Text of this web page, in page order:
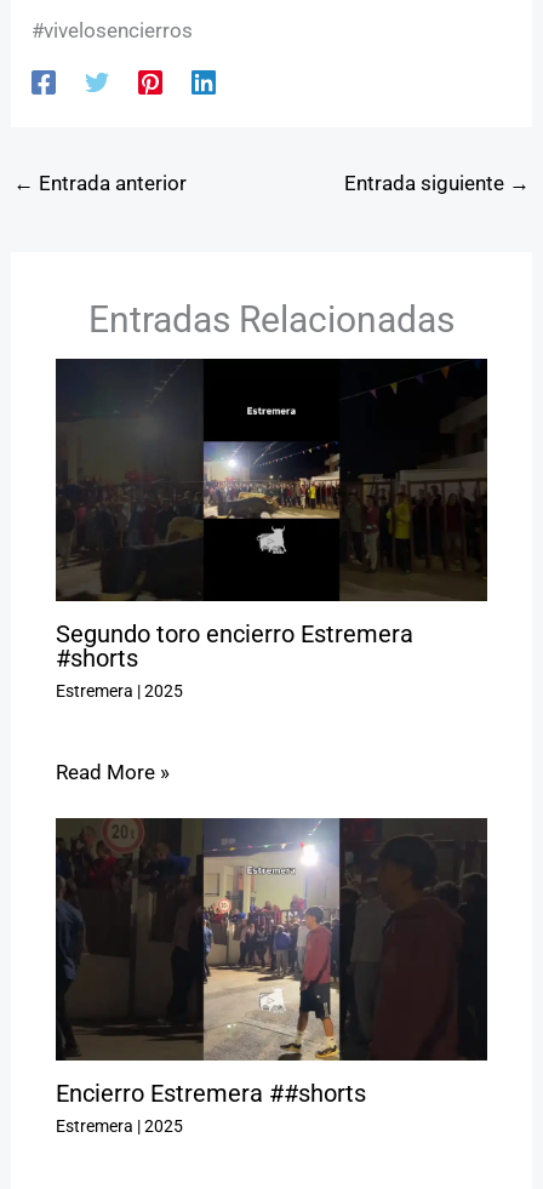
#vivelosencierros
← Entrada anterior Entrada siguiente →
Entradas Relacionadas
Segundo toro encierro Estremera
#shorts
Estremera |2025
Read More »
Encierro Estremera ##shorts
Estremera |2025